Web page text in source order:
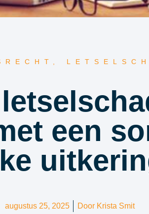
,
een
augustus 25, 2025 DoorKrista Smit